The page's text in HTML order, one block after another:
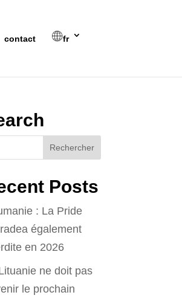
contact fr
Posts
: La Pride
également
en 2026
ne doit pas
le prochain